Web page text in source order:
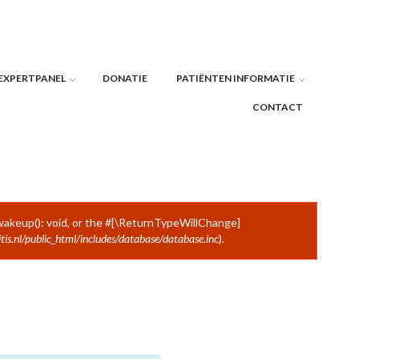
DONATIE PATIËNTEN INFORMATIE
CONTACT
void, or the #[\ReturnTypeWillChange]
public_html/includes/database/database.inc).